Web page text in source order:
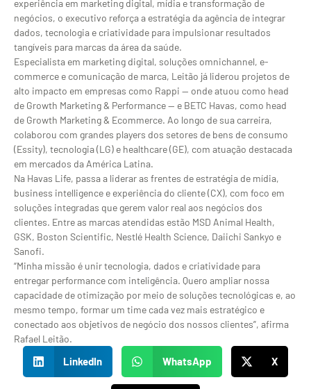
experiência em marketing digital, mídia e transformação de
negócios, o executivo reforça a estratégia da agência de integrar
dados, tecnologia e criatividade para impulsionar resultados
tangíveis para marcas da área da saúde.
Especialista em marketing digital, soluções omnichannel, e-
commerce e comunicação de marca, Leitão já liderou projetos de
alto impacto em empresas como Rappi — onde atuou como head
de Growth Marketing & Performance — e BETC Havas, como head
de Growth Marketing & Ecommerce. Ao longo de sua carreira,
colaborou com grandes players dos setores de bens de consumo
(Essity), tecnologia (LG) e healthcare (GE), com atuação destacada
em mercados da América Latina.
Na Havas Life, passa a liderar as frentes de estratégia de mídia,
business intelligence e experiência do cliente (CX), com foco em
soluções integradas que gerem valor real aos negócios dos
clientes. Entre as marcas atendidas estão MSD Animal Health,
GSK, Boston Scientific, Nestlé Health Science, Daiichi Sankyo e
Sanofi.
“Minha missão é unir tecnologia, dados e criatividade para
entregar performance com inteligência. Quero ampliar nossa
capacidade de otimização por meio de soluções tecnológicas e, ao
mesmo tempo, formar um time cada vez mais estratégico e
conectado aos objetivos de negócio dos nossos clientes”, afirma
Rafael Leitão.
LinkedIn WhatsApp X